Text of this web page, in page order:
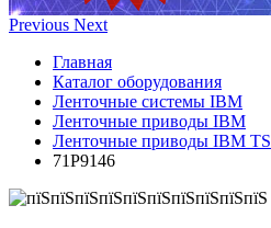
Previous Next
Главная
Каталог оборудования
Ленточные системы IBM
Ленточные приводы IBM
Ленточные приводы IBM TS
71P9146